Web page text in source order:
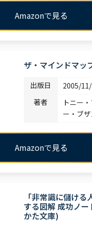
Amazonで見る
ザ・マインドマッ
出版日
2005/
著者
トニー
ー・ブザ
Amazonで見る
「非常識に儲け
する図解 成功ノー
かた文庫)